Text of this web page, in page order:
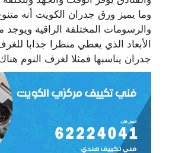
وما يميز ورق جدران الكويت أنه
والرسومات المختلفة الراقية ويوجد
الأبعاد الذي يعطي منظرا جذابا
جدران يناسبها فمثلا لغرف النوم